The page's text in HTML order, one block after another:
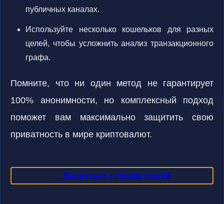
публичных каналах.
Используйте несколько кошельков для разных
целей, чтобы усложнить анализ транзакционного
графа.
Помните, что ни один метод не гарантирует
100% анонимности, но комплексный подход
поможет вам максимально защитить свою
приватность в мире криптовалют.
← Вернуться к списку статей